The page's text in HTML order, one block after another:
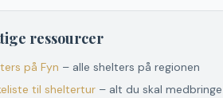
ressourcer
på Fyn – alle shelters på regionen
til sheltertur – alt du skal medbringe